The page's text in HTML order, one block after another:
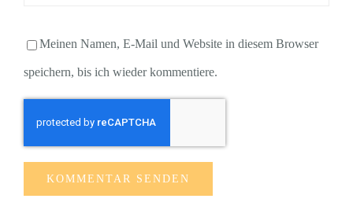
Meinen Namen, E-Mail und Website in diesem Browser
speichern, bis ich wieder kommentiere.